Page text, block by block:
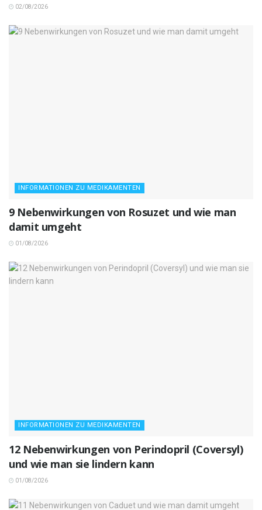
02/08/2026
INFORMATIONEN ZU MEDIKAMENTEN
9 Nebenwirkungen von Rosuzet und wie man
damit umgeht
01/08/2026
INFORMATIONEN ZU MEDIKAMENTEN
12 Nebenwirkungen von Perindopril (Coversyl)
und wie man sie lindern kann
01/08/2026